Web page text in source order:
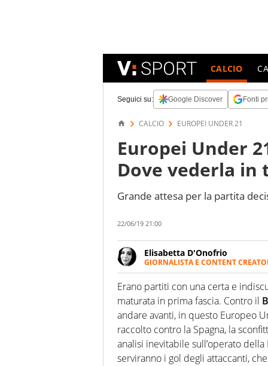
CALCIO
Seguici su: Google Discover Fonti
CALCIO EUROPEI UNDER 21
Europei Under
Dove vederla in
Grande attesa per la partita
22/06/19 21:00
Elisabetta D'Onofrio
GIORNALISTA E CONTENT
Giornalista professionista dal
soprattutto di calcio, di sport
nell'ambito della creazione di
ruolo di libero. Cura una
Erano partiti con una certa e
maturata in prima fascia. Contro il
andare avanti, in questo Europeo
raccolto contro la Spagna, la
analisi inevitabile sull’operato
serviranno i gol degli attaccanti,